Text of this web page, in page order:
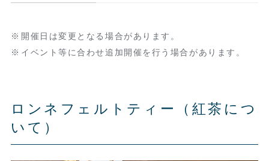
開催日は変更となる場合があります。
イベント等に合わせ追加開催を行う場合があります。
ロンネフェルトティー（紅茶につ
いて）